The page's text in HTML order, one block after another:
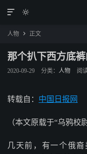


人物  正文
那个扒下西方底
2020-09-29 分类： 人物 阅
转载自： 中国日报网
（本文原载于“乌鸦校
几天前，有一个俄裔